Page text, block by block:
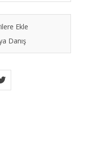
Ekle
Danış